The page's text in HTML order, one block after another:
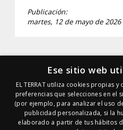
Publicación:
martes, 12 de mayo de 2026
Ese sitio web
EL TERRAT utiliza cookies propias
preferencias que selecciones en el
(por ejemplo, para analizar el uso
publicidad personalizada, si la
elaborado a partir de tus hábitos